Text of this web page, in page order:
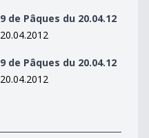
9 de Pâques du 20.04.12
20.04.2012
9 de Pâques du 20.04.12
20.04.2012